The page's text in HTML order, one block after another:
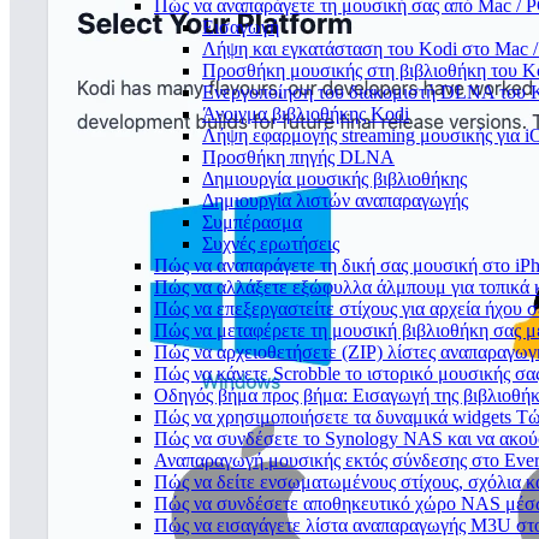
Πώς να αναπαράγετε τη μουσική σας από Mac
Εισαγωγή
Λήψη και εγκατάσταση του Kodi στο
Προσθήκη μουσικής στη βιβλιοθήκη του
Ενεργοποίηση του διακομιστή DLNA του
Άνοιγμα βιβλιοθήκης Kodi
Λήψη εφαρμογής streaming μουσικής για
Προσθήκη πηγής DLNA
Δημιουργία μουσικής βιβλιοθήκης
Δημιουργία λιστών αναπαραγωγής
Συμπέρασμα
Συχνές ερωτήσεις
Πώς να αναπαράγετε τη δική σας μουσική στο
Πώς να αλλάξετε εξώφυλλα άλμπουμ για
Πώς να επεξεργαστείτε στίχους για αρχεία
Πώς να μεταφέρετε τη μουσική βιβλιοθήκη
Πώς να αρχειοθετήσετε (ZIP) λίστες
Πώς να κάνετε Scrobble το ιστορικό μουσικής
Οδηγός βήμα προς βήμα: Εισαγωγή της
Πώς να χρησιμοποιήσετε τα δυναμικά widgets
Πώς να συνδέσετε το Synology NAS και να
Αναπαραγωγή μουσικής εκτός σύνδεσης στο
Πώς να δείτε ενσωματωμένους στίχους, σχόλια
Πώς να συνδέσετε αποθηκευτικό χώρο NAS
Πώς να εισαγάγετε λίστα αναπαραγωγής M3U